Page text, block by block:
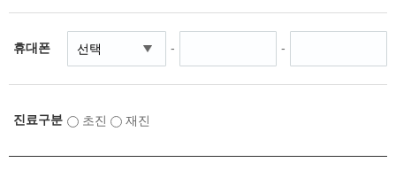
휴대폰 - -
진료구분 초진 재진